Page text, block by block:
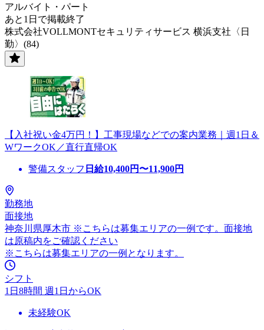
アルバイト・パート
あと1日で掲載終了
株式会社VOLLMONTセキュリティサービス 横浜支社〈日
勤〉(84)
【入社祝い金4万円！】工事現場などでの案内業務｜週1日＆
WワークOK／直行直帰OK
警備スタッフ 日給10,400円〜11,900円
勤務地
面接地
神奈川県厚木市 ※こちらは募集エリアの一例です。面接地
は原稿内をご確認ください
※こちらは募集エリアの一例となります。
シフト
1日8時間 週1日からOK
未経験OK